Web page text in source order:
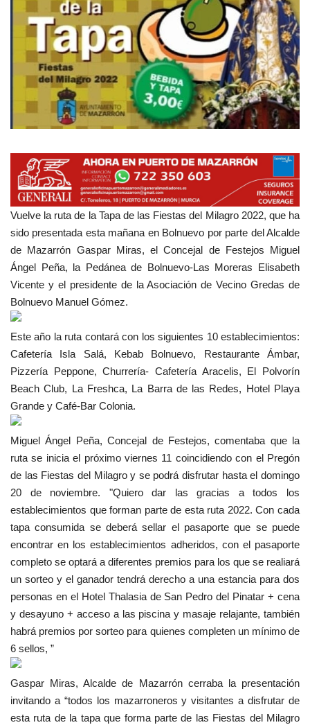
Empresas
Mapa de Mazarrón
Vídeos
Galerías
Contacto
Empresas
Vuelve la ruta de la Tapa de las Fiestas del Milagro 2022, que ha
sido presentada esta mañana en Bolnuevo por parte del Alcalde
de Mazarrón Gaspar Miras, el Concejal de Festejos Miguel
Ángel Peña, la Pedánea de Bolnuevo-Las Moreras Elisabeth
Vicente y el presidente de la Asociación de Vecino Gredas de
Bolnuevo Manuel Gómez.
Este año la ruta contará con los siguientes 10 establecimientos:
Cafetería Isla Salá, Kebab Bolnuevo, Restaurante Ámbar,
Pizzería Peppone, Churrería- Cafetería Aracelis, El Polvorín
Beach Club, La Freshca, La Barra de las Redes, Hotel Playa
Grande y Café-Bar Colonia.
Miguel Ángel Peña, Concejal de Festejos, comentaba que la
ruta se inicia el próximo viernes 11 coincidiendo con el Pregón
de las Fiestas del Milagro y se podrá disfrutar hasta el domingo
20 de noviembre. "Quiero dar las gracias a todos los
establecimientos que forman parte de esta ruta 2022. Con cada
tapa consumida se deberá sellar el pasaporte que se puede
encontrar en los establecimientos adheridos, con el pasaporte
completo se optará a diferentes premios para los que se realiará
un sorteo y el ganador tendrá derecho a una estancia para dos
personas en el Hotel Thalasia de San Pedro del Pinatar + cena
y desayuno + acceso a las piscina y masaje relajante, también
habrá premios por sorteo para quienes completen un mínimo de
6 sellos, ”
Gaspar Miras, Alcalde de Mazarrón cerraba la presentación
invitando a “todos los mazarroneros y visitantes a disfrutar de
esta ruta de la tapa que forma parte de las Fiestas del Milagro